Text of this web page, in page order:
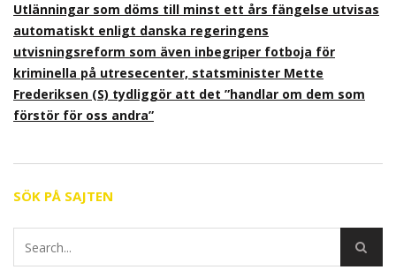
Utlänningar som döms till minst ett års fängelse utvisas
automatiskt enligt danska regeringens
utvisningsreform som även inbegriper fotboja för
kriminella på utresecenter, statsminister Mette
Frederiksen (S) tydliggör att det ”handlar om dem som
förstör för oss andra”
SÖK PÅ SAJTEN